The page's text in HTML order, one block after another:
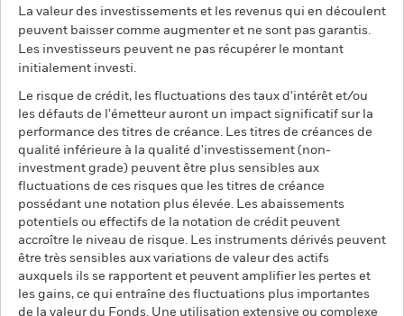
La valeur des investissements et les revenus qui en découlent
peuvent baisser comme augmenter et ne sont pas garantis.
Les investisseurs peuvent ne pas récupérer le montant
initialement investi.
Le risque de crédit, les fluctuations des taux d'intérêt et/ou
les défauts de l'émetteur auront un impact significatif sur la
performance des titres de créance. Les titres de créances de
qualité inférieure à la qualité d'investissement (non-
investment grade) peuvent être plus sensibles aux
fluctuations de ces risques que les titres de créance
possédant une notation plus élevée. Les abaissements
potentiels ou effectifs de la notation de crédit peuvent
accroître le niveau de risque. Les instruments dérivés peuvent
être très sensibles aux variations de valeur des actifs
auxquels ils se rapportent et peuvent amplifier les pertes et
les gains, ce qui entraîne des fluctuations plus importantes
de la valeur du Fonds. Une utilisation extensive ou complexe